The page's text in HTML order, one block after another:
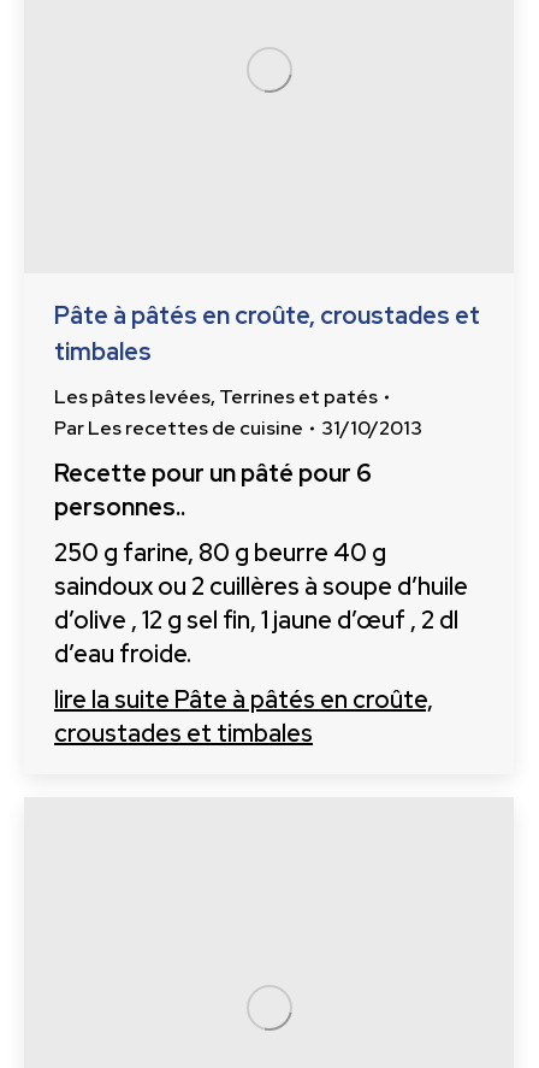
Pâte à pâtés en croûte, croustades et
timbales
Les pâtes levées, Terrines et patés
ParLes recettes de cuisine 31/10/2013
Recette pour un pâté pour 6
personnes..
250 g farine, 80 g beurre 40 g
saindoux ou 2 cuillères à soupe d’huile
d’olive , 12 g sel fin, 1 jaune d’œuf , 2 dl
d’eau froide.
lire la suite Pâte à pâtés en croûte,
croustades et timbales